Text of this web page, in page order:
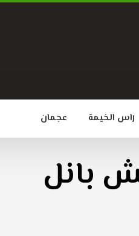
راس الخيمة عجمان
بانل